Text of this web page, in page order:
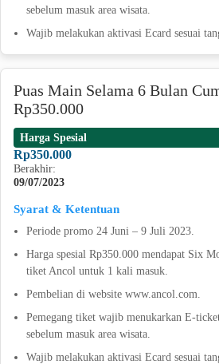
sebelum masuk area wisata.
Wajib melakukan aktivasi Ecard sesuai
Puas Main Selama 6 Bulan
Rp350.000
Harga Spesial
Rp350.000
Berakhir:
09/07/2023
Syarat & Ketentuan
Periode promo 24 Juni – 9 Juli 2023.
Harga spesial Rp350.000 mendapat Six
tiket Ancol untuk 1 kali masuk.
Pembelian di website www.ancol.com.
Pemegang tiket wajib menukarkan E-
sebelum masuk area wisata.
Wajib melakukan aktivasi Ecard sesuai